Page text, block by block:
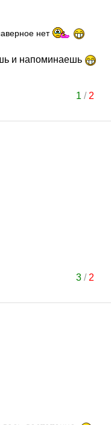
нет
и напоминаешь
1 / 2
3/ 2